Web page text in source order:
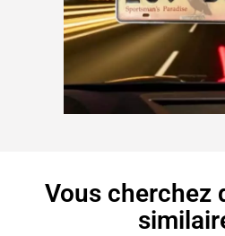
Vous cherchez